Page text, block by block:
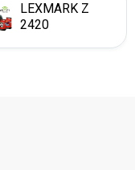
LEXMARK Z
2420